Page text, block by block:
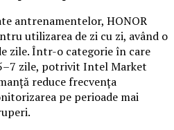
antrenamentelor, HONOR
utilizarea de zi cu zi, având o
zile. Într-o categorie în care
zile, potrivit Intel Market
reduce frecvența
pe perioade mai